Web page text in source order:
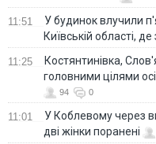
11:51
У будинок влучили
Київській області,
11:25
Костянтинівка,
головними цілями
94 0
11:01
У Коблевому через
дві жінки поранені